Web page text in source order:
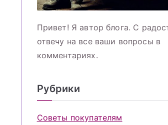
Привет! Я автор блога. С
отвечу на все ваши вопросы в
комментариях.
Рубрики
Советы покупателям